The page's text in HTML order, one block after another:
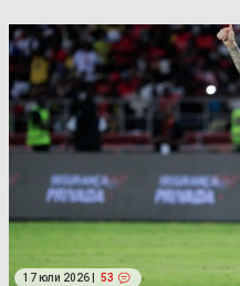
17 юли 2026 | 53